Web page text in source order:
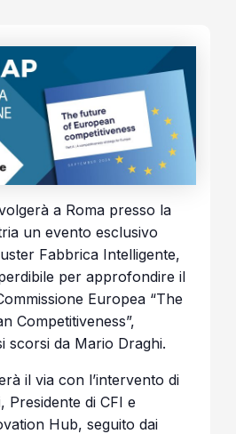
a Roma presso la
un evento esclusivo
Fabbrica Intelligente,
per approfondire il
Europea “The
Competitiveness”,
scorsi da Mario Draghi.
il via con l’intervento di
, Presidente di CFI e
Hub, seguito dai